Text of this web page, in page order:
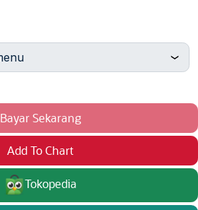
Bayar Sekarang
Add To Chart
Tokopedia